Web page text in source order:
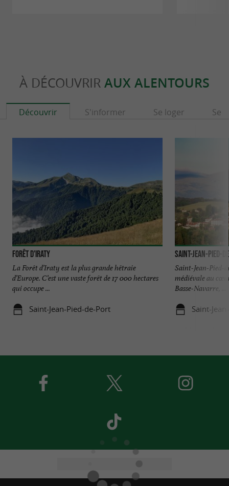
À DÉCOUVRIR AUX ALENTOURS
Découvrir S'informer Se loger Se
Forêt d'Iraty
La Forêt d’Iraty est la plus grande hêtraie
d’Europe. C’est une vaste forêt de 17 000 hectares
qui occupe ...
Saint-Jean-Pied-de-Port
Saint-Jean-Pied-
Saint-Jean-Pied-
médiévale au
Basse-Navarre, ...
Saint-